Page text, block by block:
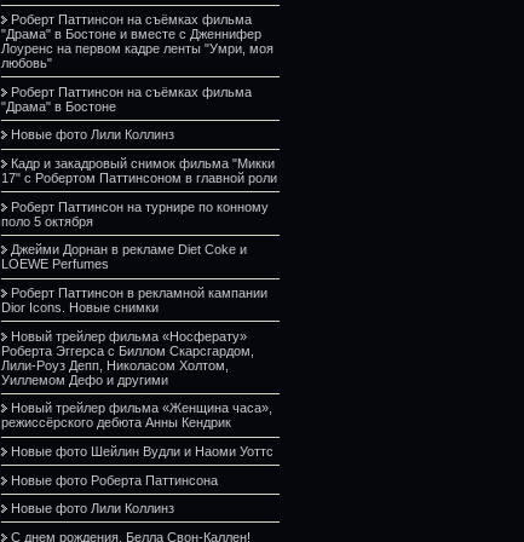
Роберт Паттинсон на съёмках фильма
"Драма" в Бостоне и вместе с Дженнифер
Лоуренс на первом кадре ленты "Умри, моя
любовь"
Роберт Паттинсон на съёмках фильма
"Драма" в Бостоне
Новые фото Лили Коллинз
Кадр и закадровый снимок фильма "Микки
17" с Робертом Паттинсоном в главной роли
Роберт Паттинсон на турнире по конному
поло 5 октября
Джейми Дорнан в рекламе Diet Coke и
LOEWE Perfumes
Роберт Паттинсон в рекламной кампании
Dior Icons. Новые снимки
Новый трейлер фильма «Носферату»
Роберта Эггерса с Биллом Скарсгардом,
Лили-Роуз Депп, Николасом Холтом,
Уиллемом Дефо и другими
Новый трейлер фильма «Женщина часа»,
режиссёрского дебюта Анны Кендрик
Новые фото Шейлин Вудли и Наоми Уоттс
Новые фото Роберта Паттинсона
Новые фото Лили Коллинз
С днем рождения, Белла Свон-Каллен!